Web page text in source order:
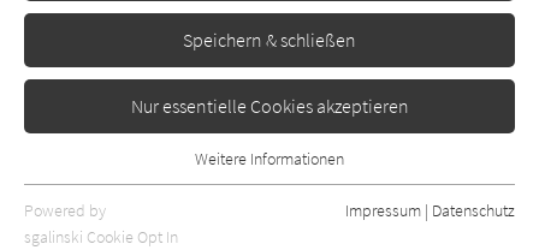
Heyne
Speichern & schließen
Nur essentielle Cookies akzeptieren
Essentielle Cookies werden für grundlegende Funktionen der
Webseite benötigt. Dadurch ist gewährleistet, dass die Webseite
Weitere Informationen
Powered by
sgalinski Cookie Opt In
Impressum | Datenschutz